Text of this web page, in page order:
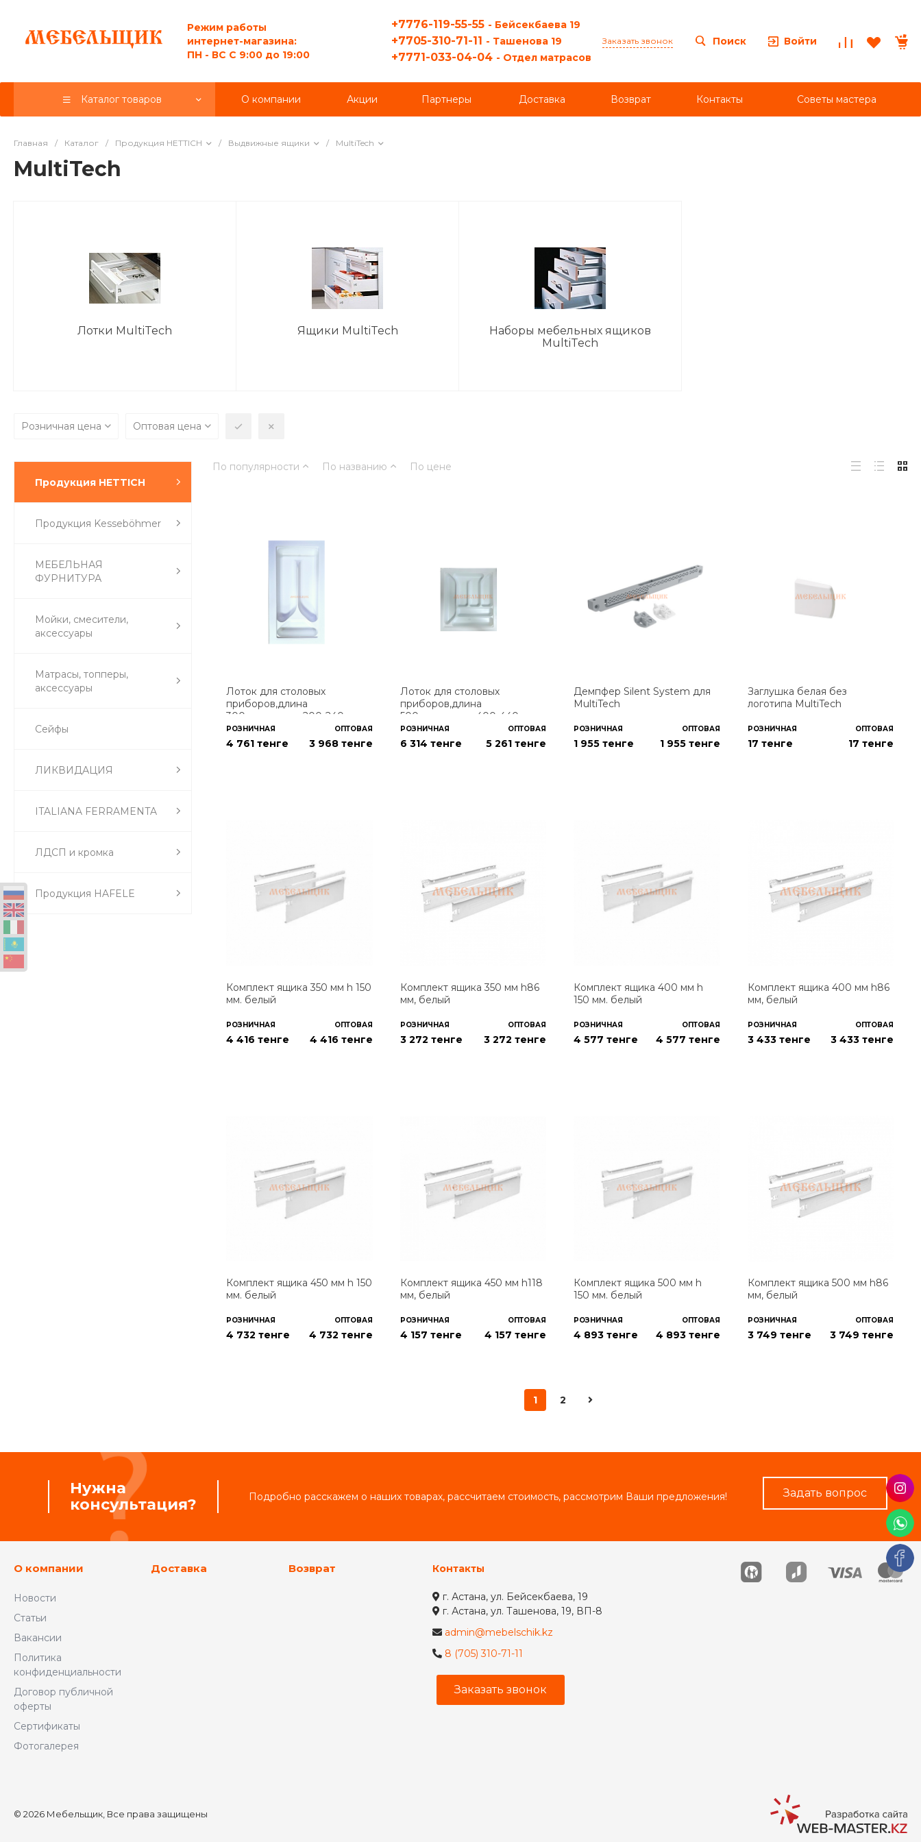
Режим работы
интернет-магазина:
ПН - ВС C 9:00 до 19:00
+7776-119-55-55 - Бейсекбаева 19
+7705-310-71-11 - Ташенова 19
+7771-033-04-04 - Отдел матрасов
Заказать звонок Поиск Войти
Каталог товаров О компании Акции Партнеры Доставка Возврат Контакты Советы мастера
Главная / Каталог / Продукция HETTICH / Выдвижные ящики / MultiTech
MultiTech
Лотки MultiTech Ящики MultiTech
Наборы мебельных ящиков
MultiTech
Розничная цена Оптовая цена
Продукция HETTICH
Продукция Kesseböhmer
МЕБЕЛЬНАЯ
ФУРНИТУРА
Мойки, смесители,
аксессуары
Матрасы, топперы,
аксессуары
Сейфы
ЛИКВИДАЦИЯ
ITALIANA FERRAMENTA
ЛДСП и кромка
Продукция HAFELE
По популярности По названию По цене
Лоток для столовых
приборов,длина
300мм,ширина 200-240мм,
белый
РОЗНИЧНАЯ
4 761 тенге
ОПТОВАЯ
3 968 тенге
Лоток для столовых
приборов,длина
500мм,ширина 400-440мм,
белый
РОЗНИЧНАЯ
6 314 тенге
ОПТОВАЯ
5 261 тенге
Демпфер Silent System для
MultiTech
РОЗНИЧНАЯ
1 955 тенге
ОПТОВАЯ
1 955 тенге
Заглушка белая без
логотипа MultiTech
РОЗНИЧНАЯ
17 тенге
ОПТОВАЯ
17 тенге
Комплект ящика 350 мм h 150
мм. белый
РОЗНИЧНАЯ
4 416 тенге
ОПТОВАЯ
4 416 тенге
Комплект ящика 350 мм h86
мм, белый
РОЗНИЧНАЯ
3 272 тенге
ОПТОВАЯ
3 272 тенге
Комплект ящика 400 мм h
150 мм. белый
РОЗНИЧНАЯ
4 577 тенге
ОПТОВАЯ
4 577 тенге
Комплект ящика 400 мм h86
мм, белый
РОЗНИЧНАЯ
3 433 тенге
ОПТОВАЯ
3 433 тенге
Комплект ящика 450 мм h 150
мм. белый
РОЗНИЧНАЯ
4 732 тенге
ОПТОВАЯ
4 732 тенге
Комплект ящика 450 мм h118
мм, белый
РОЗНИЧНАЯ
4 157 тенге
ОПТОВАЯ
4 157 тенге
Комплект ящика 500 мм h
150 мм. белый
РОЗНИЧНАЯ
4 893 тенге
ОПТОВАЯ
4 893 тенге
Комплект ящика 500 мм h86
мм, белый
РОЗНИЧНАЯ
3 749 тенге
ОПТОВАЯ
3 749 тенге
1 2
Нужна
консультация?
Подробно расскажем о наших товарах, рассчитаем стоимость, рассмотрим Ваши предложения! Задать вопрос
О компании
Новости
Статьи
Вакансии
Политика
конфиденциальности
Договор публичной
оферты
Сертификаты
Фотогалерея
Доставка Возврат Контакты
г. Астана, ул. Бейсекбаева, 19
г. Астана, ул. Ташенова, 19, ВП-8
admin@mebelschik.kz
8 (705) 310-71-11
Заказать звонок
© 2026 Мебельщик, Все права защищены